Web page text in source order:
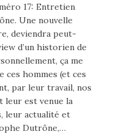
17: Entretien
Une nouvelle
deviendra peut-
d’un historien de
ça me
ces hommes (et ces
par leur travail, nos
leur est venue la
leur actualité et
Dutrône,…